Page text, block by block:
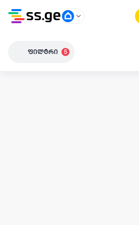
ფილტრი 5